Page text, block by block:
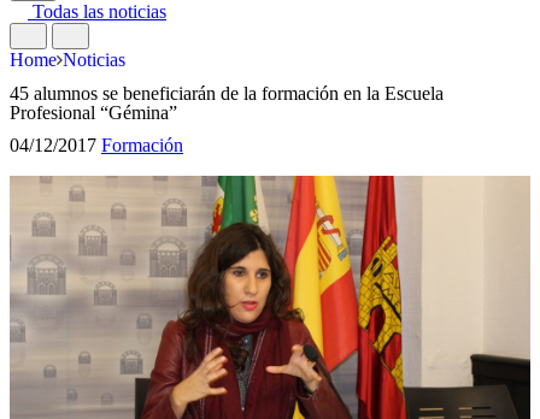
Todas las noticias
Home Noticias
45 alumnos se beneficiarán de la formación en la Escuela
Profesional “Gémina”
04/12/2017 Formación